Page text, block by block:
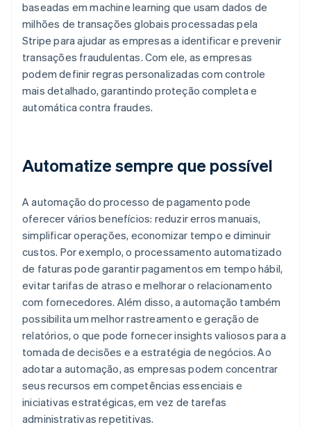
baseadas em machine learning que usam dados de
milhões de transações globais processadas pela
Stripe para ajudar as empresas a identificar e prevenir
transações fraudulentas. Com ele, as empresas
podem definir regras personalizadas com controle
mais detalhado, garantindo proteção completa e
automática contra fraudes.
Automatize sempre que possível
A automação do processo de pagamento pode
oferecer vários benefícios: reduzir erros manuais,
simplificar operações, economizar tempo e diminuir
custos. Por exemplo, o processamento automatizado
de faturas pode garantir pagamentos em tempo hábil,
evitar tarifas de atraso e melhorar o relacionamento
com fornecedores. Além disso, a automação também
possibilita um melhor rastreamento e geração de
relatórios, o que pode fornecer insights valiosos para a
tomada de decisões e a estratégia de negócios. Ao
adotar a automação, as empresas podem concentrar
seus recursos em competências essenciais e
iniciativas estratégicas, em vez de tarefas
administrativas repetitivas.